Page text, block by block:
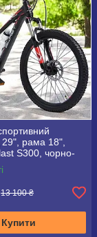
рама 18",
S300, чорно-
13 100 ₴
Купити